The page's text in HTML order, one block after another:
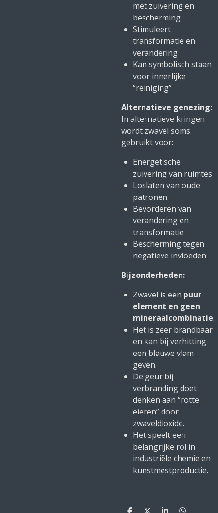
met zuivering en
bescherming
Stimuleert
transformatie en
verandering
Kan symbolisch staan
voor innerlijke
“reiniging”
Alternatieve genezing:
In alternatieve kringen
wordt zwavel soms
gebruikt voor:
Energetische
zuivering van ruimtes
Loslaten van oude
patronen
Bevorderen van
verandering en
transformatie
Bescherming tegen
negatieve invloeden
Bijzonderheden:
Zwavel is een puur
element en geen
mineraalcombinatie.
Het is zeer brandbaar
en kan bij verhitting
een blauwe vlam
geven.
De geur bij
verbranding doet
denken aan “rotte
eieren” door
zwaveldioxide.
Het speelt een
belangrijke rol in
industriële chemie en
kunstmestproductie.